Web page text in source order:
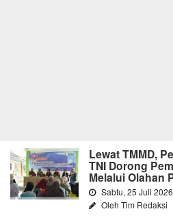
Lewat TMMD,
TNI Dorong
Melalui Olahan
Sabtu, 25 Juli
Oleh Tim Redaksi